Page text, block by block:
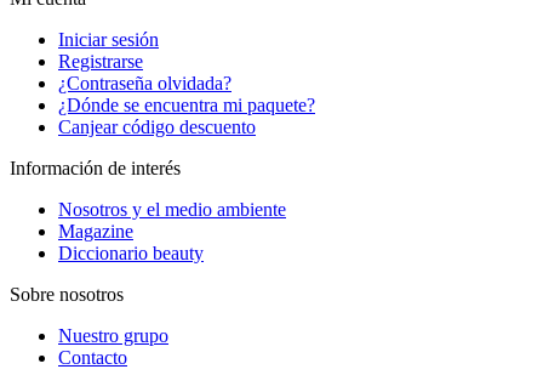
Iniciar sesión
Registrarse
¿Contraseña olvidada?
¿Dónde se encuentra mi paquete?
Canjear código descuento
Información de interés
Nosotros y el medio ambiente
Magazine
Diccionario beauty
Sobre nosotros
Nuestro grupo
Contacto